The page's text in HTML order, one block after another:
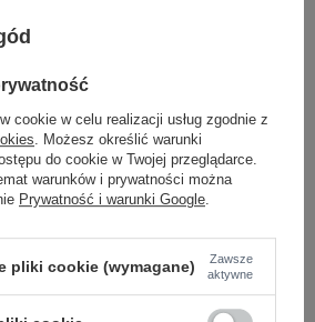
size 2016103362516 - +
cookie w celu realizacji usług zgodnie z
. Możesz określić warunki
do cookie w Twojej przeglądarce.
warunków i prywatności można
Prywatność i warunki Google.
pliki cookie (wymagane)
Zawsze
aktywne